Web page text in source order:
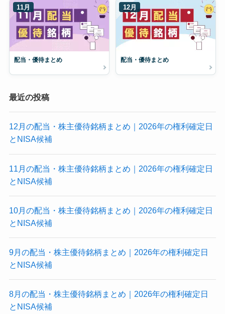
11月
配当・優待まとめ
12月
配当・優待まとめ
最近の投稿
12月の配当・株主優待銘柄まとめ｜2026年の権利確定日
とNISA候補
11月の配当・株主優待銘柄まとめ｜2026年の権利確定日
とNISA候補
10月の配当・株主優待銘柄まとめ｜2026年の権利確定日
とNISA候補
9月の配当・株主優待銘柄まとめ｜2026年の権利確定日
とNISA候補
8月の配当・株主優待銘柄まとめ｜2026年の権利確定日
とNISA候補